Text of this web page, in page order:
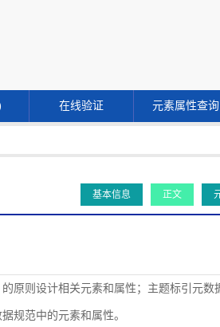
在线验证 元素属性查询
基本信息 正文
原则设计相关元素和属性；主题标引元
规范中的元素和属性。